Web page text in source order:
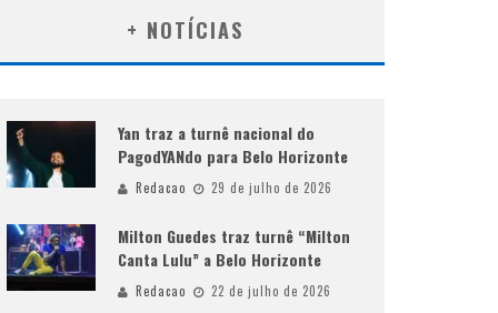
+ NOTÍCIAS
Yan traz a turnê nacional do
PagodYANdo para Belo Horizonte
Redacao 29 de julho de 2026
Milton Guedes traz turnê “Milton
Canta Lulu” a Belo Horizonte
Redacao 22 de julho de 2026